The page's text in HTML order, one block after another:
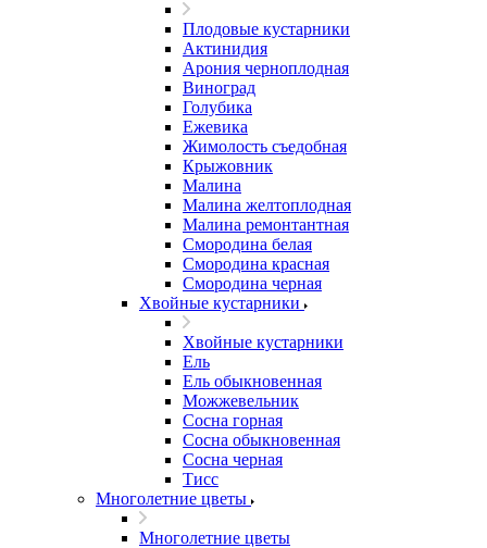
Плодовые кустарники
Актинидия
Арония черноплодная
Виноград
Голубика
Ежевика
Жимолость съедобная
Крыжовник
Малина
Малина желтоплодная
Малина ремонтантная
Смородина белая
Смородина красная
Смородина черная
Хвойные кустарники
Хвойные кустарники
Ель
Ель обыкновенная
Можжевельник
Сосна горная
Сосна обыкновенная
Сосна черная
Тисс
Многолетние цветы
Многолетние цветы